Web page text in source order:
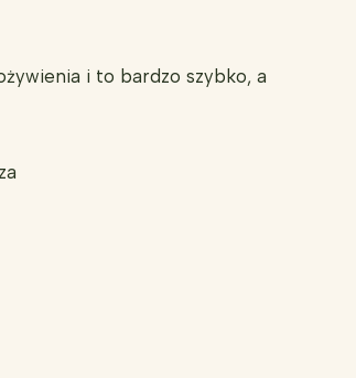
i to bardzo szybko, a